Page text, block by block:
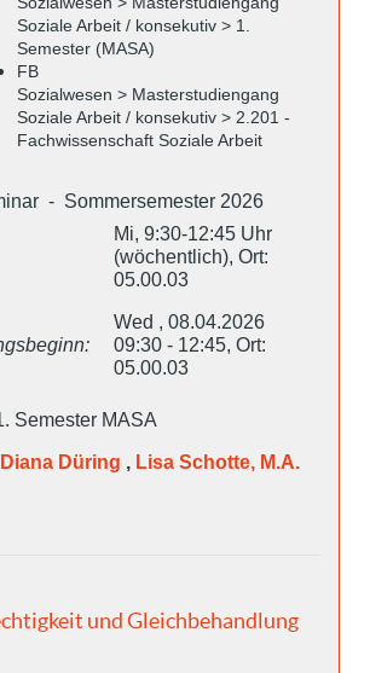
Soziale Arbeit / konsekutiv > 1.
Semester (MASA)
FB
Sozialwesen > Masterstudiengang
Soziale Arbeit / konsekutiv > 2.201 -
Fachwissenschaft Soziale Arbeit
- Sommersemester 2026
Mi, 9:30-12:45 Uhr
(wöchentlich), Ort:
05.00.03
Wed , 08.04.2026
09:30 - 12:45, Ort:
05.00.03
Semester MASA
Düring , Lisa Schotte, M.A.
und Gleichbehandlung